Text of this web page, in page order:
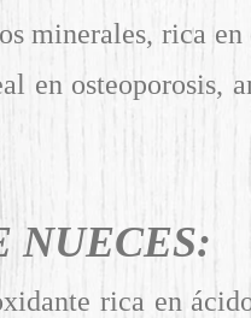
minerales, rica
en osteoporosis,
NUECES:
rica en